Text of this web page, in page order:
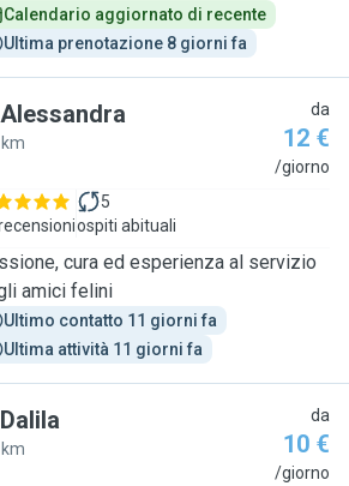
Calendario aggiornato di recente
Ultima prenotazione 8 giorni fa
Alessandra da
12 €
/giorno
5
ospiti abituali
cura ed esperienza al servizio
amici felini
Ultimo contatto 11 giorni fa
Ultima attività 11 giorni fa
Dalila da
10 €
/giorno